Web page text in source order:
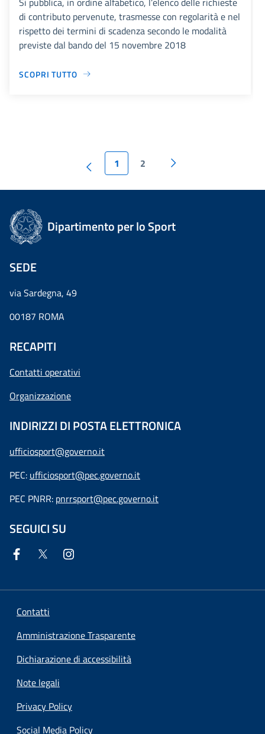
di contributo pervenute, trasmesse con regolarità e nel
rispetto dei termini di scadenza secondo le modalità
previste dal bando del 15 novembre 2018
SCOPRI TUTTO
1 2
Dipartimento per lo Sport
SEDE
via Sardegna, 49
00187 ROMA
RECAPITI
Contatti operativi
Organizzazione
INDIRIZZI DI POSTA ELETTRONICA
ufficiosport@governo.it
PEC: ufficiosport@pec.governo.it
PEC PNRR: pnrrsport@pec.governo.it
SEGUICI SU
Contatti
Amministrazione Trasparente
Dichiarazione di accessibilità
Note legali
Privacy Policy
Social Media Policy